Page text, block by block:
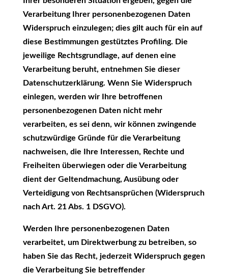
Verarbeitung Ihrer personenbezogenen Daten
Widerspruch einzulegen; dies gilt auch für ein auf
diese Bestimmungen gestütztes Profiling. Die
jeweilige Rechtsgrundlage, auf denen eine
Verarbeitung beruht, entnehmen Sie dieser
Datenschutzerklärung. Wenn Sie Widerspruch
einlegen, werden wir Ihre betroffenen
personenbezogenen Daten nicht mehr
verarbeiten, es sei denn, wir können zwingende
schutzwürdige Gründe für die Verarbeitung
nachweisen, die Ihre Interessen, Rechte und
Freiheiten überwiegen oder die Verarbeitung
dient der Geltendmachung, Ausübung oder
Verteidigung von Rechtsansprüchen (Widerspruch
nach Art. 21 Abs. 1 DSGVO).
Werden Ihre personenbezogenen Daten
verarbeitet, um Direktwerbung zu betreiben, so
haben Sie das Recht, jederzeit Widerspruch gegen
die Verarbeitung Sie betreffender